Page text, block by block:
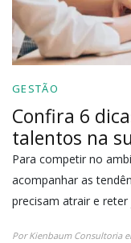
GESTÃO
Confira 6
talentos na
Para competir no
acompanhar as
precisam atrair e reter
Por Kienbaum Consultoria